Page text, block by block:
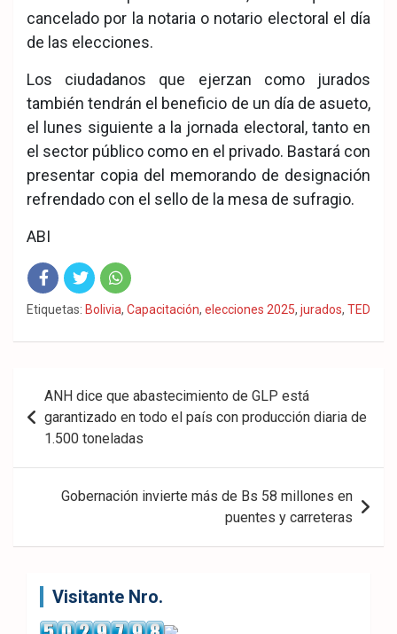
cancelado por la notaria o notario electoral el día
de las elecciones.
Los ciudadanos que ejerzan como jurados
también tendrán el beneficio de un día de asueto,
el lunes siguiente a la jornada electoral, tanto en
el sector público como en el privado. Bastará con
presentar copia del memorando de designación
refrendado con el sello de la mesa de sufragio.
ABI
Fac
eb
Twit
ter
Wha
tsA
Etiquetas: Bolivia, Capacitación, elecciones 2025, jurados, TED
Navegación
de
entradas
ANH dice que abastecimiento de GLP está
garantizado en todo el país con producción diaria de
1.500 toneladas
Gobernación invierte más de Bs 58 millones en
puentes y carreteras
Visitante Nro.